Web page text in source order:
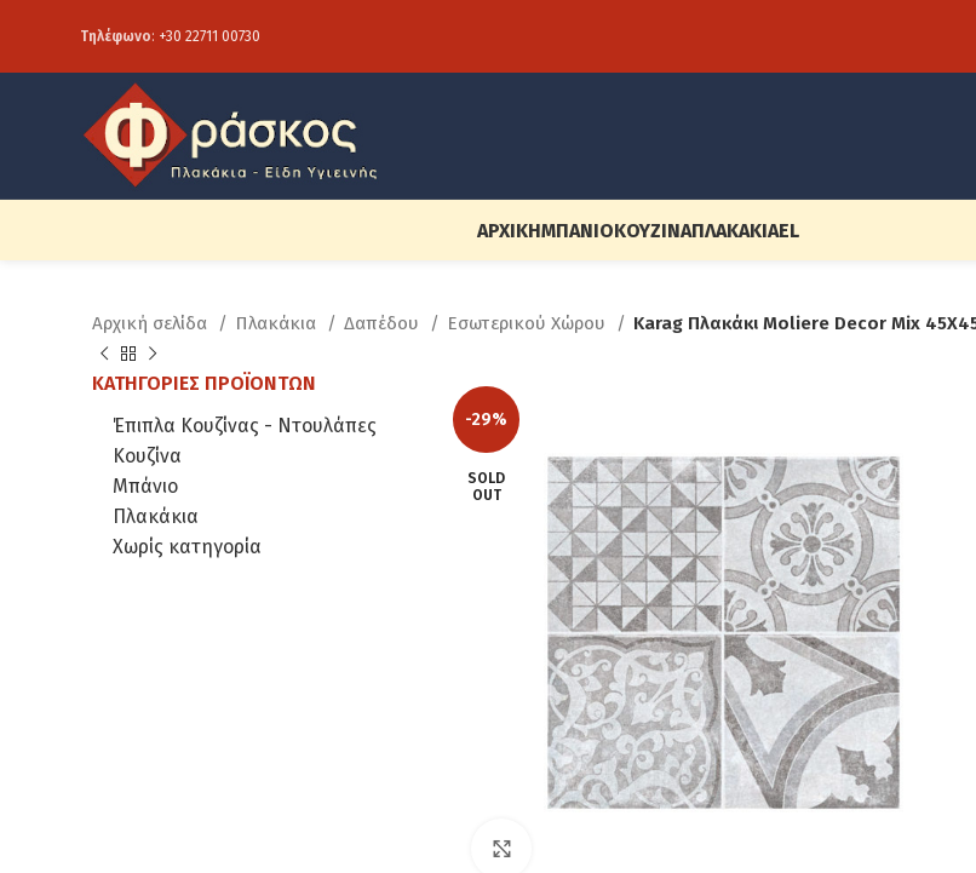
Τηλέφωνο: +30 22711 00730
ΑΡΧΙΚΉΜΠΆΝΙΟΚΟΥΖΊΝΑΠΛΑΚΆΚΙΑEL
Αρχική σελίδα Πλακάκια Δαπέδου Εσωτερικού Χώρου Karag Πλακάκι Moliere Decor Mix
-29%
SOLD
OUT
ΚΑΤΗΓΟΡΊΕΣ ΠΡΟΪΌΝΤΩΝ
Έπιπλα Κουζίνας - Ντουλάπες
Κουζίνα
Μπάνιο
Πλακάκια
Χωρίς κατηγορία